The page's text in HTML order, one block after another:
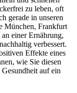
zu leben, oft
gerade in unseren
München, Frankfurt
einer Ernährung,
verbessert.
Effekte eines
wie Sie diesen
auf ein